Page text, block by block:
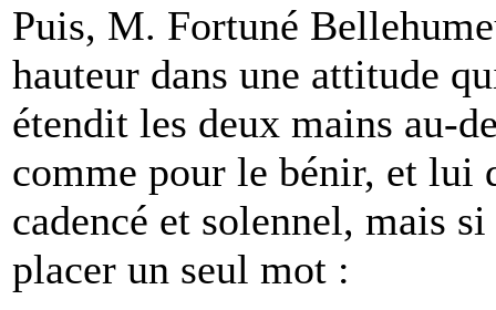
Puis, M. Fortuné
hauteur dans une attitude
étendit les deux mains au-
comme pour le bénir, et lui
cadencé et solennel, mais
placer un seul mot :